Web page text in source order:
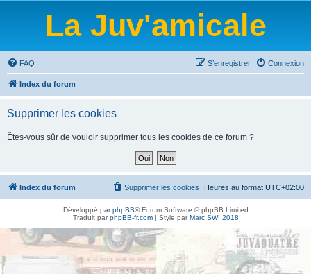
La Juv'amicale
FAQ Connexion
S’enregistrer
Index du forum
Supprimer les cookies
Êtes-vous sûr de vouloir supprimer tous les cookies de ce forum ?
Index du forum Heures au format UTC+02:00
Supprimer les cookies
Développé parphpBB® Forum Software © phpBB Limited
Traduit parphpBB-fr.com| Style parMarc SWI 2018